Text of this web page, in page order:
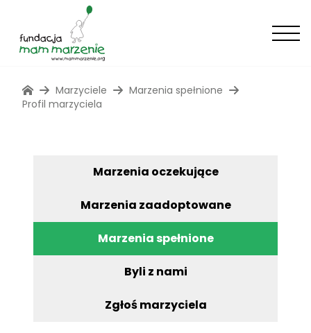
Marzyciele
Marzenia spełnione
Profil marzyciela
Marzenia oczekujące
Marzenia zaadoptowane
Marzenia spełnione
Byli z nami
Zgłoś marzyciela